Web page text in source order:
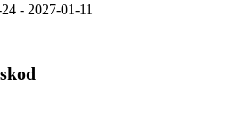
- 2027-01-11